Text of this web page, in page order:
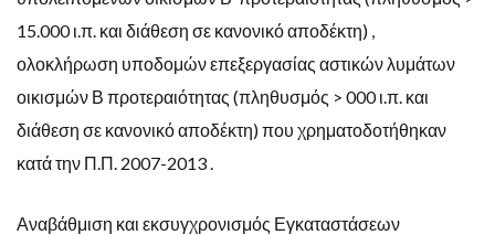
15.000 ι.π. και διάθεση σε κανονικό αποδέκτη) ,
ολοκλήρωση υποδομών επεξεργασίας αστικών λυμάτων
οικισμών Β προτεραιότητας (πληθυσμός > 000 ι.π. και
διάθεση σε κανονικό αποδέκτη) που χρηματοδοτήθηκαν
κατά την Π.Π. 2007-2013 .
Αναβάθμιση και εκσυγχρονισμός Εγκαταστάσεων